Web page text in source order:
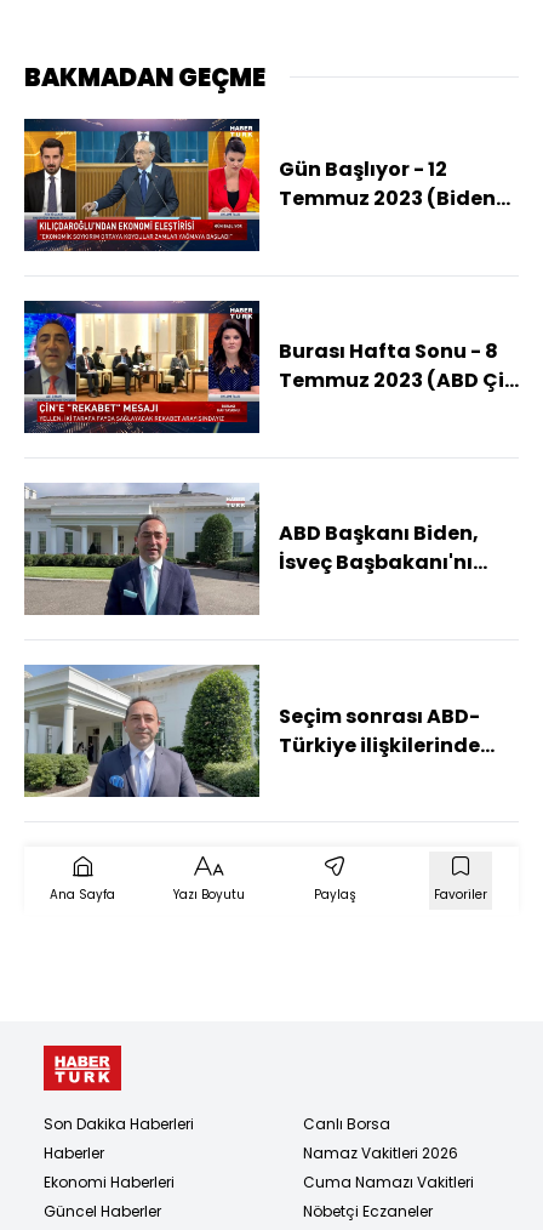
BAKMADAN GEÇME
Gün Başlıyor - 12
Temmuz 2023 (Biden-
Burası Hafta Sonu - 8
Temmuz 2023 (ABD Çin
ABD Başkanı Biden,
İsveç Başbakanı'nı
Seçim sonrası ABD-
Türkiye ilişkilerinde
Ana Sayfa Yazı Boyutu Paylaş Favoriler
Son Dakika Haberleri
Haberler
Ekonomi Haberleri
Güncel Haberler
Canlı Borsa
Namaz Vakitleri 2026
Cuma Namazı Vakitleri
Nöbetçi Eczaneler